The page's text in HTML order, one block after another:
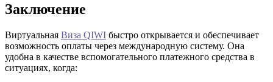
Заключение
Виртуальная Виза QIWI быстро открывается и обеспечивает
возможность оплаты через международную систему. Она
удобна в качестве вспомогательного платежного средства в
ситуациях, когда: